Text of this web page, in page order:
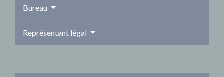
Bureau
Représentant légal